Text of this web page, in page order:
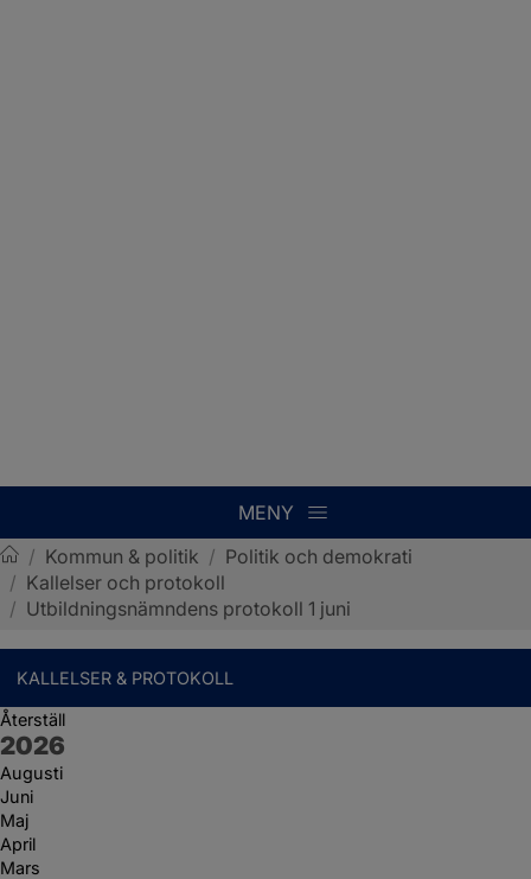
MENY
Sotenäs kommun
/ Kommun & politik / Politik och demokrati
/ Kallelser och protokoll
/ Utbildningsnämndens protokoll 1 juni
KALLELSER & PROTOKOLL
Återställ
År:
2026
Augusti
Juni
Maj
April
Mars